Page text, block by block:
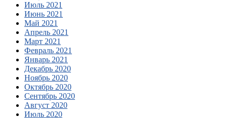
Июль 2021
Июнь 2021
Май 2021
Апрель 2021
Март 2021
Февраль 2021
Январь 2021
Декабрь 2020
Ноябрь 2020
Октябрь 2020
Сентябрь 2020
Август 2020
Июль 2020